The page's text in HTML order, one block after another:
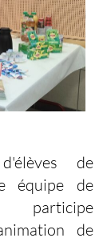
de
équipe de
participe
de